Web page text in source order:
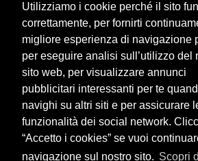
Utilizziamo i cookie perché il sito
correttamente, per fornirti
migliore esperienza di navigazione
per eseguire analisi sull’utilizzo del
sito web, per visualizzare annunci
pubblicitari interessanti per te
navighi su altri siti e per assicurare
funzionalità dei social network.
“Accetto i cookies” se vuoi
navigazione sul nostro sito. Scopri
Utilizziamo i cookie perché il sito
correttamente, per fornirti
migliore esperienza di navigazione
per eseguire analisi sull’utilizzo del
sito web, per visualizzare annunci
pubblicitari interessanti per te
navighi su altri siti e per assicurare
funzionalità dei social network.
“Accetto i cookies” se vuoi
navigazione sul nostro sito. Scopri
Twitter Facebook
Newsletter
Iscriviti per ricevere le ultime offerte
Copyright © 2026,Urbone Publishing.